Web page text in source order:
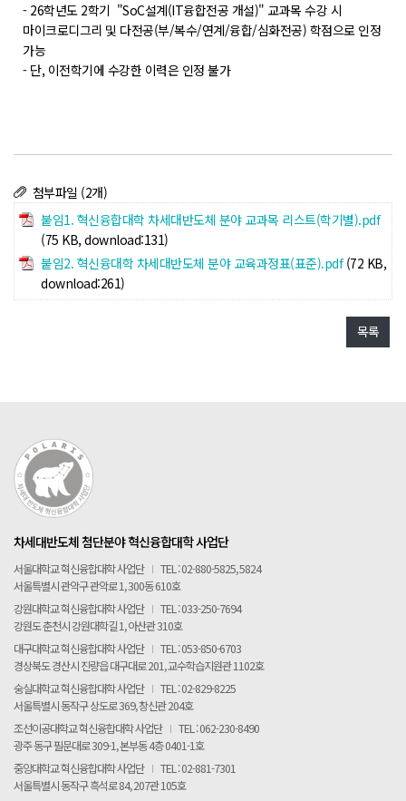
경진대회
지난 SIF 보기
게시판
공지사항
POLAR GATE
- 26학년도 2학기 "SoC설계(IT융합전공 개설)" 교과목 수강 시
마이크로디그리 및 다전공(부/복수/연계/융합/심화전공) 학점으로 인정
가능
- 단, 이전학기에 수강한 이력은 인정 불가
첨부파일 (2개)
붙임1. 혁신융합대학 차세대반도체 분야 교과목 리스트(학기별).pdf
(75 KB, download:131)
붙임2. 혁신융대학 차세대반도체 분야 교육과정표(표준).pdf (72 KB,
download:261)
목록
차세대반도체 첨단분야 혁신융합대학 사업단
서울대학교 혁신융합대학 사업단 I TEL : 02-880-5825, 5824
서울특별시 관악구 관악로 1, 300동 610호
강원대학교 혁신융합대학 사업단 I TEL : 033-250-7694
강원도 춘천시 강원대학길 1, 아산관 310호
대구대학교 혁신융합대학 사업단 I TEL : 053-850-6703
경상북도 경산시 진량읍 대구대로 201, 교수학습지원관 1102호
숭실대학교 혁신융합대학 사업단 I TEL : 02-829-8225
서울특별시 동작구 상도로 369, 창신관 204호
조선이공대학교 혁신융합대학 사업단 I TEL : 062-230-8490
광주 동구 필문대로 309-1, 본부동 4층 0401-1호
중앙대학교 혁신융합대학 사업단 I TEL : 02-881-7301
서울특별시 동작구 흑석로 84, 207관 105호